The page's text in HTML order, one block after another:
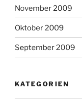
November 2009
Oktober 2009
September 2009
KATEGORIEN